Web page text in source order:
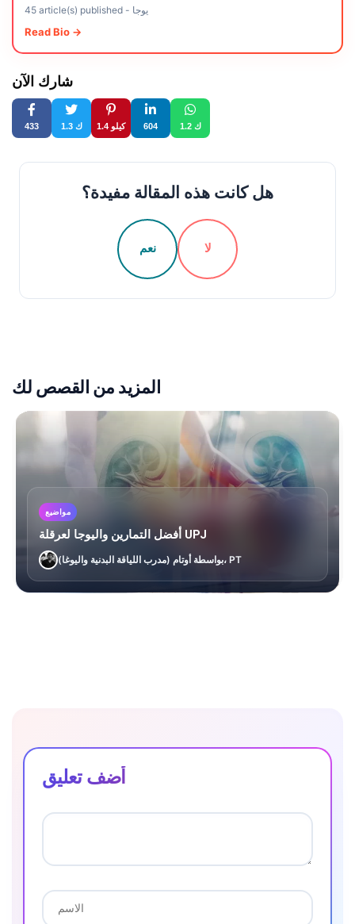
45 article(s) published- يوجا
Read Bio →
شارك الآن
433 1.3 ك 1.4 كيلو 604 1.2 ك
هل كانت هذه المقالة مفيدة؟
نعم لا
المزيد من القصص لك
مواضيع
أفضل التمارين واليوجا لعرقلة UPJ
بواسطة أوتام (مدرب اللياقة البدنية واليوغا)، PT
أضف تعليق